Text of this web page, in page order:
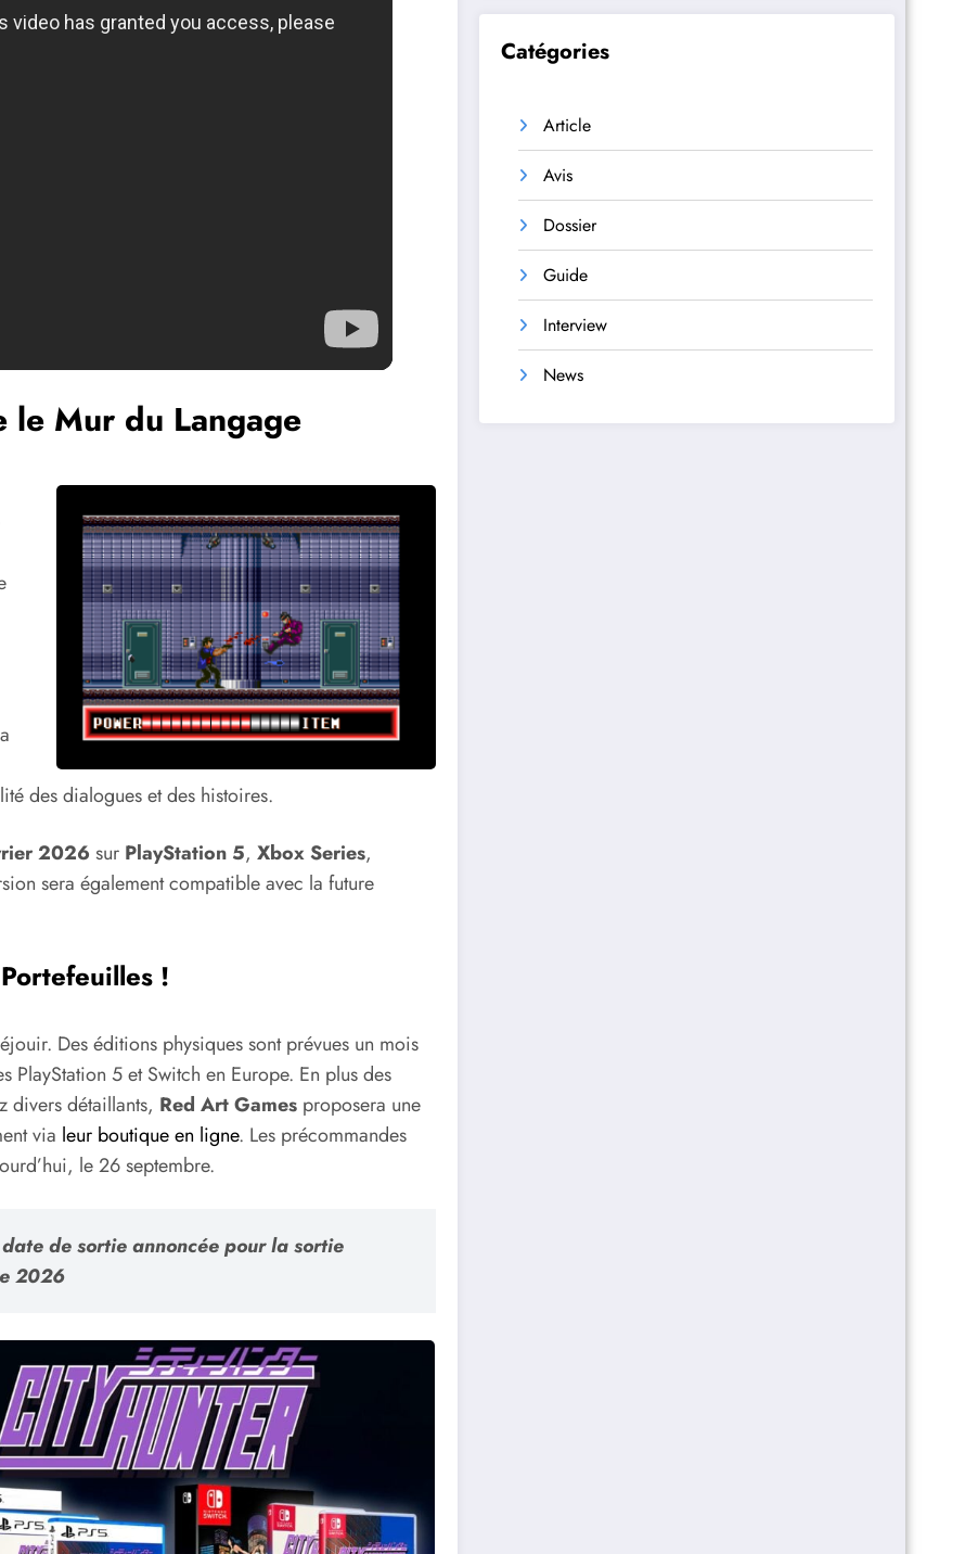
le Mur du Langage
des dialogues et des histoires.
2026 sur PlayStation 5, Xbox Series,
sera également compatible avec la future
!
Des éditions physiques sont prévues un mois
PlayStation 5 et Switch en Europe. En plus des
divers détaillants, Red Art Games proposera une
via leur boutique en ligne. Les précommandes
le 26 septembre.
de sortie annoncée pour la sortie
2026
Catégories
Article
Avis
Dossier
Guide
Interview
News